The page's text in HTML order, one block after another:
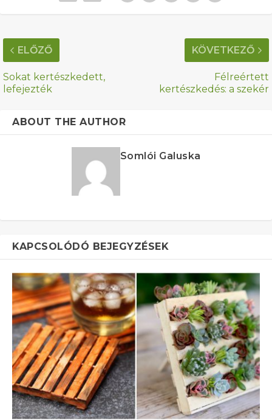
ELŐZŐ
Sokat kertészkedett,
lefejezték
KÖVETKEZŐ
Félreértett
kertészkedés: a szekér
ABOUT THE AUTHOR
Somlói Galuska
KAPCSOLÓDÓ BEJEGYZÉSEK